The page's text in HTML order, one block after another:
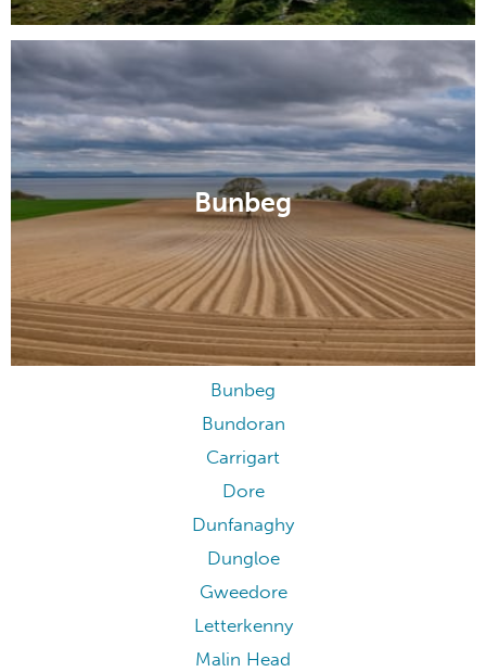
Bunbeg
Bunbeg
Bundoran
Carrigart
Dore
Dunfanaghy
Dungloe
Gweedore
Letterkenny
Malin Head